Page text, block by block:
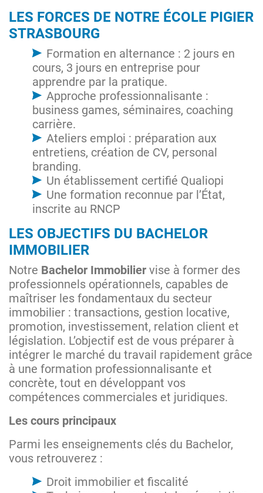
LES FORCES DE NOTRE ÉCOLE PIGIER
STRASBOURG
Formation en alternance : 2 jours en
cours, 3 jours en entreprise pour
apprendre par la pratique.
Approche professionnalisante :
business games, séminaires, coaching
carrière.
Ateliers emploi : préparation aux
entretiens, création de CV, personal
branding.
Un établissement certifié Qualiopi
Une formation reconnue par l’État,
inscrite au RNCP
LES OBJECTIFS DU BACHELOR
IMMOBILIER
Notre Bachelor Immobilier vise à former des
professionnels opérationnels, capables de
maîtriser les fondamentaux du secteur
immobilier : transactions, gestion locative,
promotion, investissement, relation client et
législation. L’objectif est de vous préparer à
intégrer le marché du travail rapidement grâce
à une formation professionnalisante et
concrète, tout en développant vos
compétences commerciales et juridiques.
Les cours principaux
Parmi les enseignements clés du Bachelor,
vous retrouverez :
Droit immobilier et fiscalité